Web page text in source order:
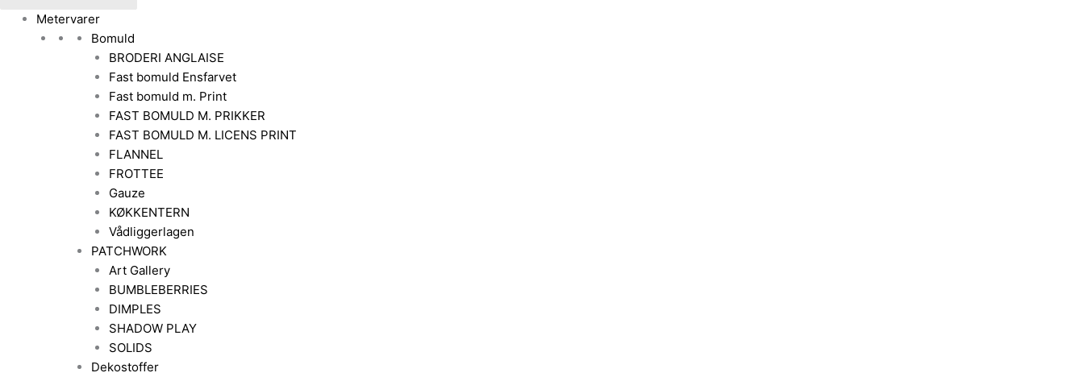
Metervarer
Bomuld
BRODERI ANGLAISE
Fast bomuld Ensfarvet
Fast bomuld m. Print
FAST BOMULD M. PRIKKER
FAST BOMULD M. LICENS PRINT
FLANNEL
FROTTEE
Gauze
KØKKENTERN
Vådliggerlagen
PATCHWORK
Art Gallery
BUMBLEBERRIES
DIMPLES
SHADOW PLAY
SOLIDS
Dekostoffer